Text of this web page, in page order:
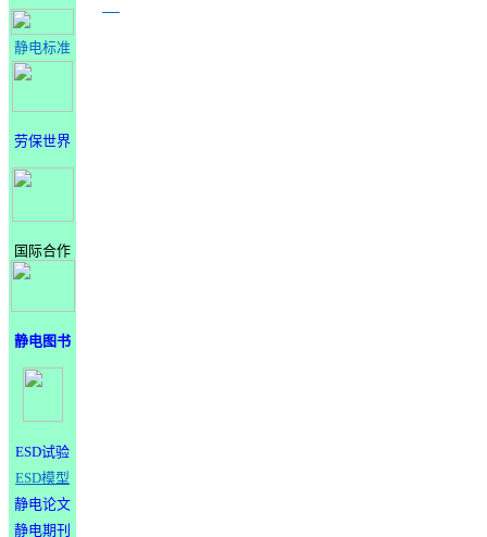
静电标准
劳保世界
国际合作
静电图书
ESD试验
ESD模型
静电论文
静电期刊